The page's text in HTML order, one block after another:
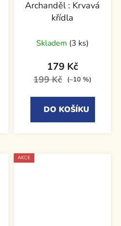
Archanděl : Krvavá
křídla
Skladem (3 ks)
179 Kč
199 Kč (–10 %)
DO KOŠÍKU
AKCE